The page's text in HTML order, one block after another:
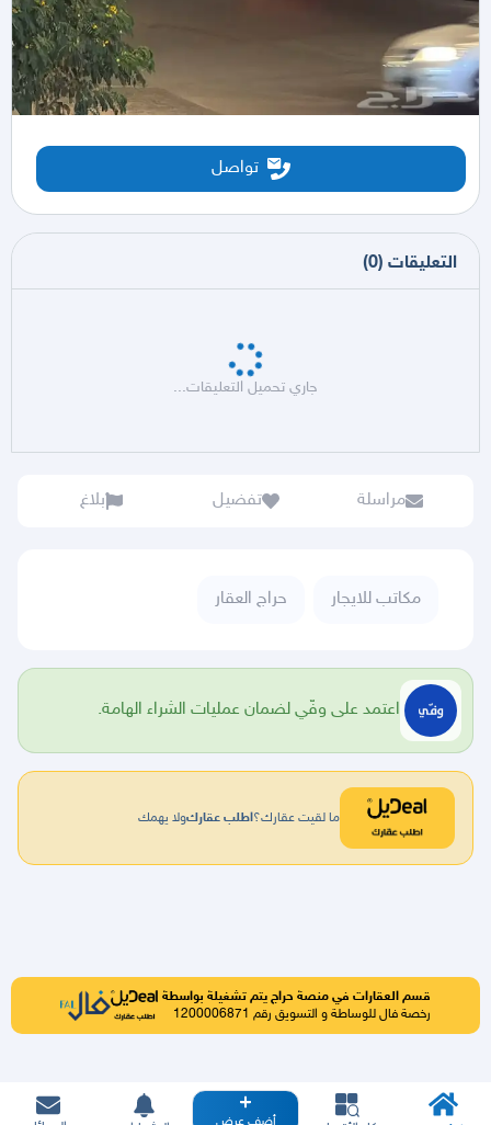
تواصل
التعليقات (
0
)
جاري تحميل التعليقات...
مراسلة تفضيل بلاغ
مكاتب للايجار حراج العقار
اعتمد على وفّي لضمان عمليات الشراء الهامة.
ما لقيت عقارك؟اطلب عقاركولا يهمك
قسم العقارات في منصة حراج يتم تشغيلة بواسطة
رخصة فال للوساطة و التسويق رقم 1200006871
أضف عرض